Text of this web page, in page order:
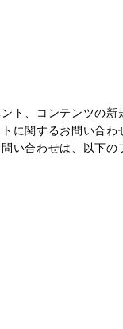
ト、コンテンツの新
に関するお問い合わ
い合わせは、以下の